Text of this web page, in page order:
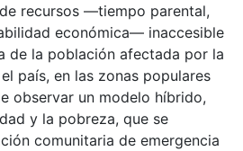
recursos —tiempo parental,
económica— inaccesible
de la población afectada por la
país, en las zonas populares
observar un modelo híbrido,
y la pobreza, que se
comunitaria de emergencia